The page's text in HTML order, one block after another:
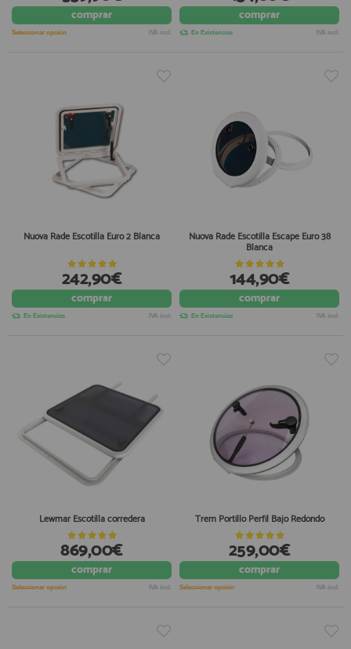
AFILIADOS
910 60 71 03
HORARIO de TIENDA:
de 10:00 a 20:00 de Lunes a Viernes
Sábados de 10:00 a 14:00
registro profesional
comprar
Seleccionar opción IVA incl.
comprar
En Existencias IVA incl.
Nuova Rade Escotilla Euro 2 Blanca
242,90€
comprar
En Existencias IVA incl.
Nuova Rade Escotilla Escape Euro 38
Blanca
144,90€
comprar
En Existencias IVA incl.
Lewmar Escotilla corredera
869,00€
comprar
Seleccionar opción IVA incl.
Trem Portillo Perfil Bajo Redondo
259,00€
comprar
Seleccionar opción IVA incl.